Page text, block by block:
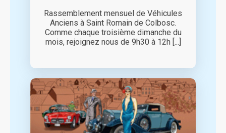
Rassemblement mensuel de Véhicules
Anciens à Saint Romain de Colbosc.
Comme chaque troisième dimanche du
mois, rejoignez nous de 9h30 à 12h [...]